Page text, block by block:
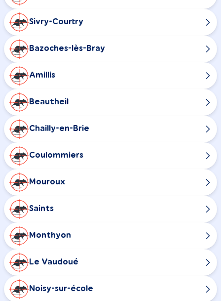
Sivry-Courtry
Bazoches-lès-Bray
Amillis
Beautheil
Chailly-en-Brie
Coulommiers
Mouroux
Saints
Monthyon
Le Vaudoué
Noisy-sur-école